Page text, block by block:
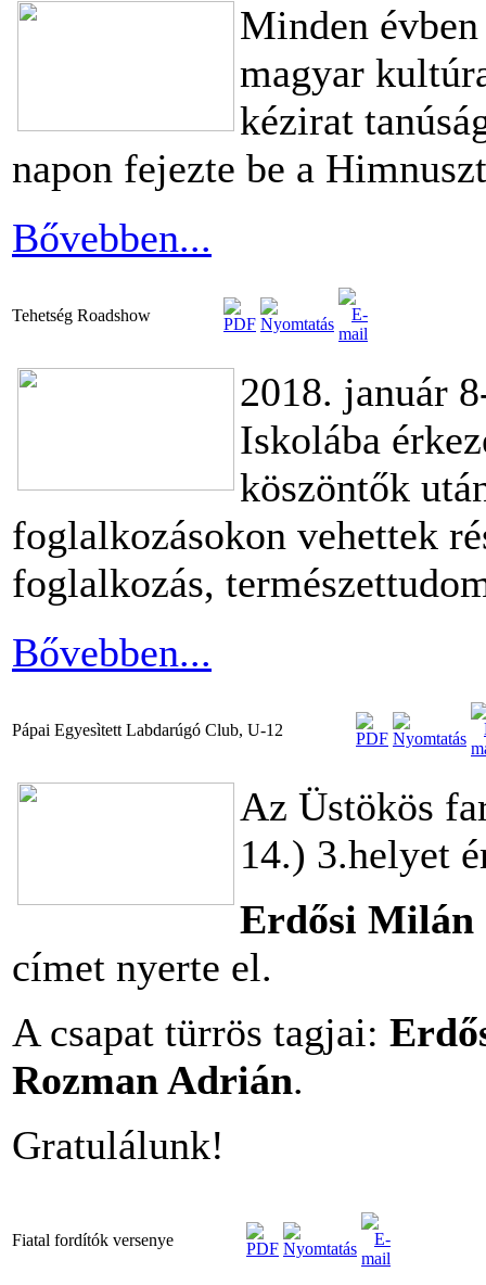
Minden
magyar
kézirat
napon fejezte be a
Bővebben...
Tehetség Roadshow
2018. január
Iskolába
köszöntők
foglalkozásokon vehettek
foglalkozás,
Bővebben...
Pápai Egyesìtett Labdarúgó Club, U-12
Az Üstökös
14.) 3.helyet
Erdősi Milán
címet nyerte el.
A csapat türrös tagjai:
Rozman Adrián.
Gratulálunk!
Fiatal fordítók versenye